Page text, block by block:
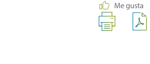
Me gusta